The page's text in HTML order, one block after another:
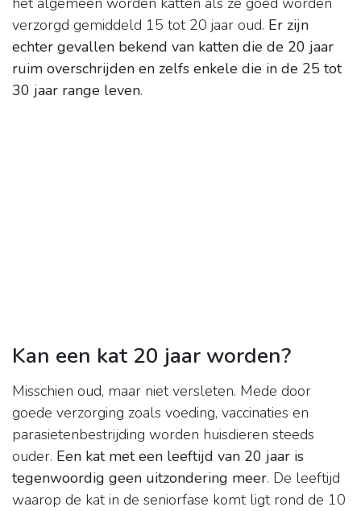
verzorgd gemiddeld 15 tot 20 jaar oud. Er zijn
echter gevallen bekend van katten die de 20 jaar
ruim overschrijden en zelfs enkele die in de 25 tot
30 jaar range leven.
Kan een kat 20 jaar worden?
Misschien oud, maar niet versleten. Mede door
goede verzorging zoals voeding, vaccinaties en
parasietenbestrijding worden huisdieren steeds
ouder. Een kat met een leeftijd van 20 jaar is
tegenwoordig geen uitzondering meer. De leeftijd
waarop de kat in de seniorfase komt ligt rond de 10